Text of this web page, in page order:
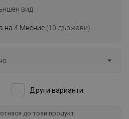
на 4 Мнение (10 държави)
вид
Други варианти
до този продукт